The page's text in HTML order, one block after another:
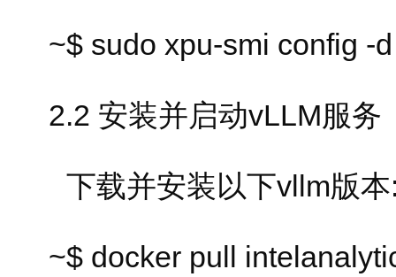
~$ sudo xpu-smi config -
2.2 安装并启动vLLM服务
下载并安装以下vllm版
~$ docker pull